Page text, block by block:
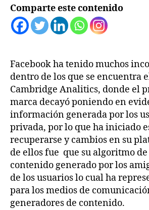
Comparte este contenido
Facebook ha tenido muchos
dentro de los que se encuentra
Cambridge Analitics, donde el
marca decayó poniendo en
información generada por los
privada, por lo que ha iniciado
recuperarse y cambios en su
de ellos fue que su algoritmo
contenido generado por los
de los usuarios lo cual ha
para los medios de
generadores de contenido.